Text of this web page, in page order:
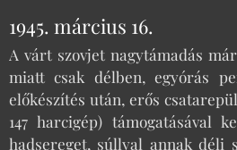
1945. március 16.
A várt szovjet nagytámadás
miatt csak délben, egyórás
előkészítés után, erős
147 harcigép) támogatásával
hadsereget, súllyal annak déli